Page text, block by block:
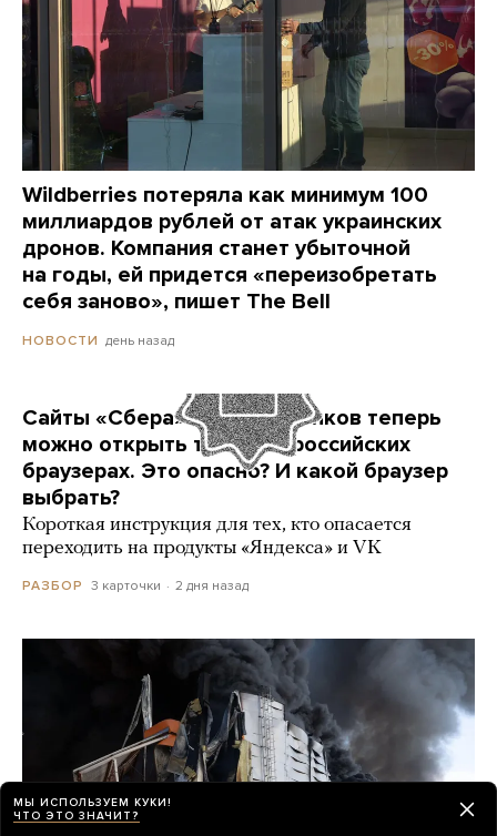
Wildberries потеряла как минимум 100
миллиардов рублей от атак украинских
дронов. Компания станет убыточной
на годы, ей придется «переизобретать
себя заново», пишет The Bell
НОВОСТИ день назад
Сайты «Сбера» и других банков теперь
можно открыть только в российских
браузерах. Это опасно? И какой браузер
выбрать?
Короткая инструкция для тех, кто опасается
переходить на продукты «Яндекса» и VK
РАЗБОР 3 карточки 2 дня назад
МЫ ИСПОЛЬЗУЕМ КУКИ!
ЧТО ЭТО ЗНАЧИТ?